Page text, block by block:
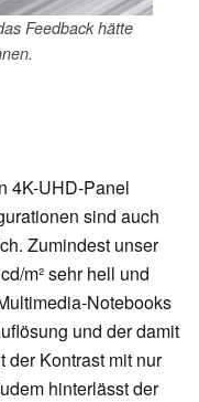
Feedback hätte
4K-UHD-Panel
sind auch
Zumindest unser
m² sehr hell und
Notebooks
und der damit
Kontrast mit nur
hinterlässt der